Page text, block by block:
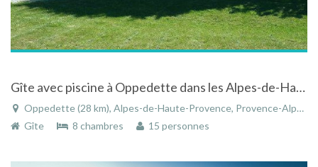
Gîte avec piscine à Oppedette dans les Alpes-de-Haute-Provence dans le Lubéron en Provence
Oppedette (28 km), Alpes-de-Haute-Provence, Provence-Alpes-Côte d'Azur, France
Gîte
8 chambres 15 personnes